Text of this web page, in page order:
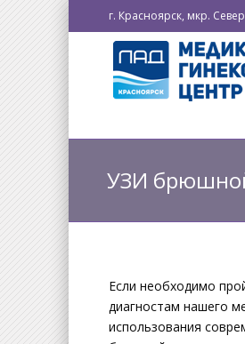
г. Красноярск, мкр.
УЗИ
Если необходимо
диагностам нашего
использования